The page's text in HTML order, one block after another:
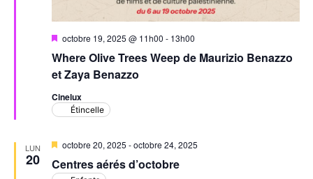
Where Olive Trees Weep de Maurizio Benazzo
et Zaya Benazzo
Mis
avant
octobre 19, 2025 @ 11h00 - 13h00
Cinelux
Étincelle
LUN
20 Centres aérés d’octobre
Mis
avant
octobre 20, 2025 -octobre 24, 2025